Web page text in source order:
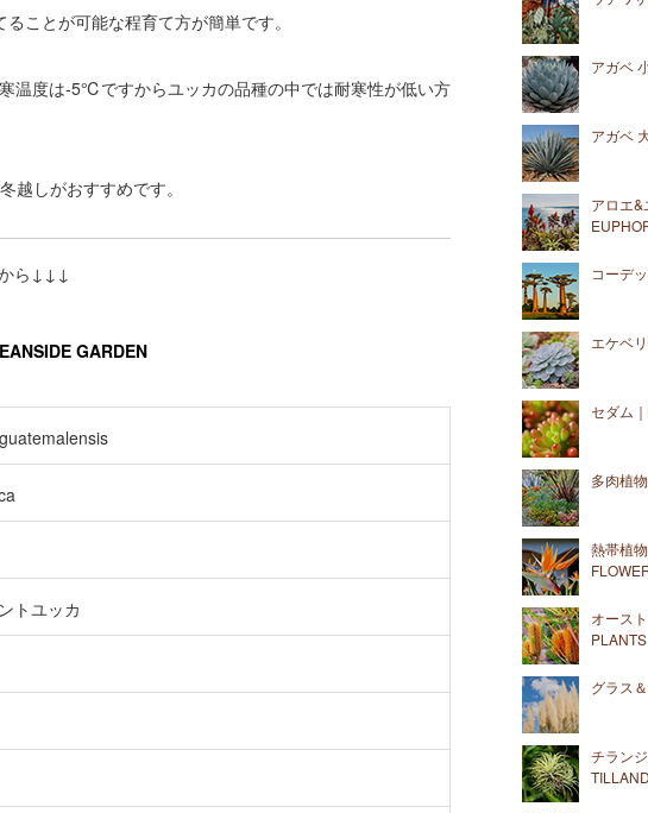
ことが可能な程育て方が簡単です。
温度は-5℃ですからユッカの品種の中では耐寒性が低い方
越しがおすすめです。
ら↓↓↓
GARDEN
トユッカ
アガベ
アガベ
アロエ&
コーデ
エケベ
セダム
多肉植
熱帯植
オース
PLANTS
グラス
チラン